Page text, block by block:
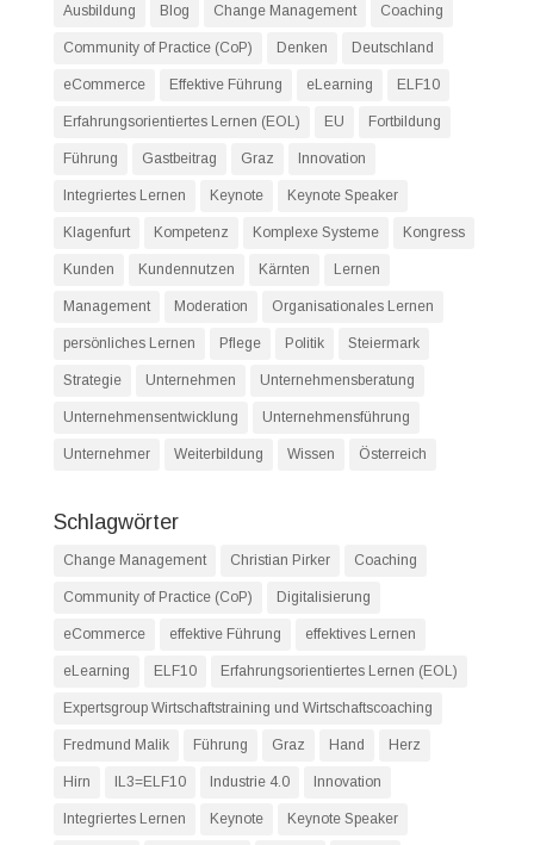
Ausbildung Blog Change Management Coaching
Community of Practice (CoP) Denken Deutschland
eCommerce Effektive Führung eLearning ELF10
Erfahrungsorientiertes Lernen (EOL) EU Fortbildung
Führung Gastbeitrag Graz Innovation
Integriertes Lernen Keynote Keynote Speaker
Klagenfurt Kompetenz Komplexe Systeme Kongress
Kunden Kundennutzen Kärnten Lernen
Management Moderation Organisationales Lernen
persönliches Lernen Pflege Politik Steiermark
Strategie Unternehmen Unternehmensberatung
Unternehmensentwicklung Unternehmensführung
Unternehmer Weiterbildung Wissen Österreich
Schlagwörter
Change Management Christian Pirker Coaching
Community of Practice (CoP) Digitalisierung
eCommerce effektive Führung effektives Lernen
eLearning ELF10 Erfahrungsorientiertes Lernen (EOL)
Expertsgroup Wirtschaftstraining und Wirtschaftscoaching
Fredmund Malik Führung Graz Hand Herz
Hirn IL3=ELF10 Industrie 4.0 Innovation
Integriertes Lernen Keynote Keynote Speaker